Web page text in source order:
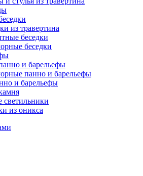
из травертина
беседки
беседки
и барельефы
панно и барельефы
и барельефы
из оникса